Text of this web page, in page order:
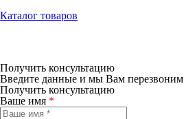
Каталог товаров
Получить консультацию
Введите данные и мы Вам перезвоним
Получить консультацию
Ваше имя *